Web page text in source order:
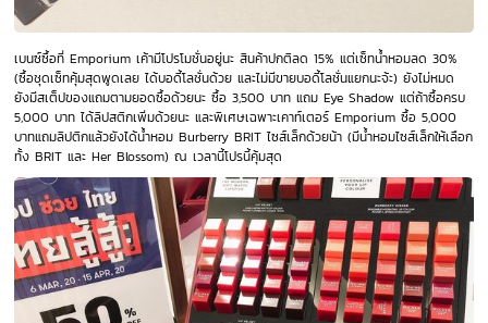
เบนซ์ซื้อที่ Emporium เค้ามีโปรโมชั่นอยู่นะ สินค้าปกติลด 15% แต่เซ็ทน้ำหอมลด 30%
(ซื้อชุดเซ็ทคุ้มสุดพูดเลย ได้บอดี้โลชั่นด้วย และไม่มีขายบอดี้โลชั่นแยกนะจ้ะ) ยังไม่หมด
ยังมีสเต็ปของแถมตามยอดซื้อด้วยนะ ซื้อ 3,500 บาท แถม Eye Shadow แต่ถ้าซื้อครบ
5,000 บาท ได้ลิปสติกเพิ่มด้วยนะ และพิเศษเฉพาะเคาท์เตอร์ Emporium ซื้อ 5,000
บาทแถมลิปติกแล้วยังได้น้ำหอม Burberry BRIT ไซส์เล็กด้วยน้า (มีน้ำหอมไซส์เล็กให้เลือก
ทั้ง BRIT และ Her Blossom) ณ เวลานี้โปรนี้คุ้มสุด